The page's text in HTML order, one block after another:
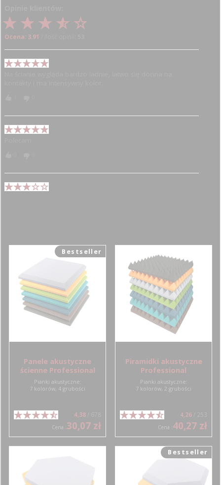
Ocena: 3.91
Bestseller
Panele akustyczne
ścienne Professional
Pianki akustyczne:
7 kolorów, 4 grubości
4,38
Cena :30,07 zł
Piramidki akustyczne
Professional
Pianki akustyczne:
7 kolorów, 2 grubości
4,26
Cena :40,27 zł
Bestseller